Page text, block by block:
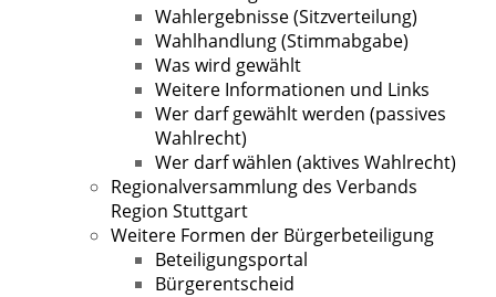
Wahlergebnisse (Sitzverteilung)
Wahlhandlung (Stimmabgabe)
Was wird gewählt
Weitere Informationen und Links
Wer darf gewählt werden (passives
Wahlrecht)
Wer darf wählen (aktives Wahlrecht)
Regionalversammlung des Verbands
Region Stuttgart
Weitere Formen der Bürgerbeteiligung
Beteiligungsportal
Bürgerentscheid